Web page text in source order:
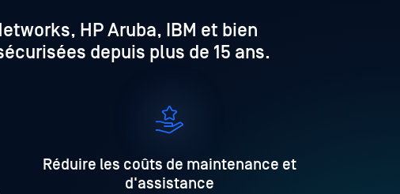
HP Aruba, IBM et bien
depuis plus de 15 ans.
Réduire les coûts de maintenance et
d'assistance